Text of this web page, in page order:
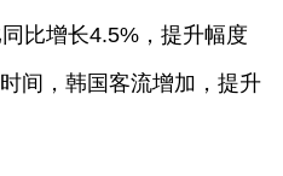
比增长4.5%，提升幅度
间，韩国客流增加，提升